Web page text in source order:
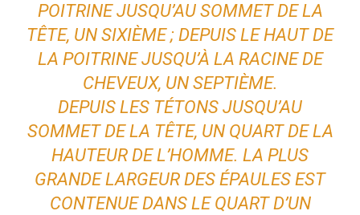
POITRINE JUSQU’AU SOMMET DE LA
TÊTE, UN SIXIÈME ; DEPUIS LE HAUT DE
LA POITRINE JUSQU’À LA RACINE DE
CHEVEUX, UN SEPTIÈME.
DEPUIS LES TÉTONS JUSQU’AU
SOMMET DE LA TÊTE, UN QUART DE LA
HAUTEUR DE L’HOMME. LA PLUS
GRANDE LARGEUR DES ÉPAULES EST
CONTENUE DANS LE QUART D’UN